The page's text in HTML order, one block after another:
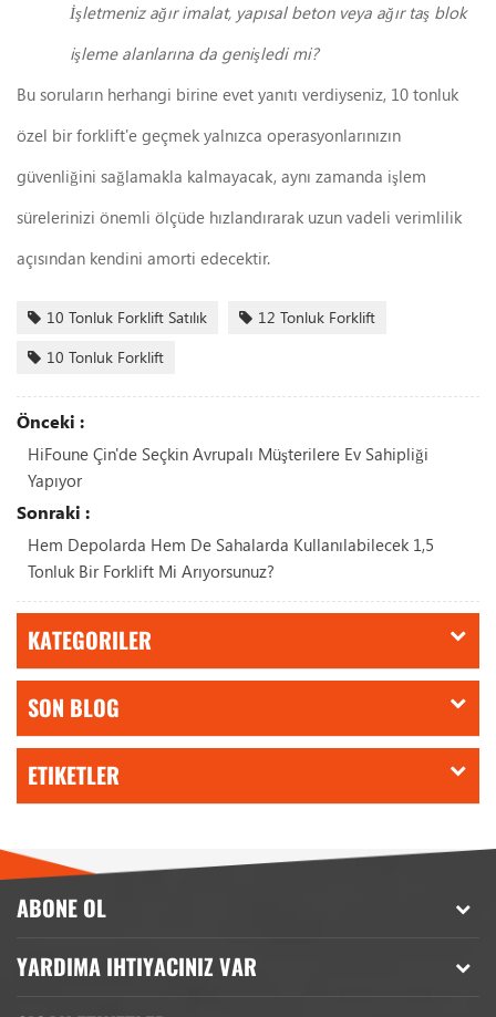
İşletmeniz ağır imalat, yapısal beton veya ağır taş blok
işleme alanlarına da genişledi mi?
Bu soruların herhangi birine evet yanıtı verdiyseniz, 10 tonluk
özel bir forklift'e geçmek yalnızca operasyonlarınızın
güvenliğini sağlamakla kalmayacak, aynı zamanda işlem
sürelerinizi önemli ölçüde hızlandırarak uzun vadeli verimlilik
açısından kendini amorti edecektir.
10 Tonluk Forklift Satılık
12 Tonluk Forklift
10 Tonluk Forklift
Önceki :
HiFoune Çin'de Seçkin Avrupalı Müşterilere Ev Sahipliği
Yapıyor
Sonraki :
Hem Depolarda Hem De Sahalarda Kullanılabilecek 1,5
Tonluk Bir Forklift Mi Arıyorsunuz?
KATEGORILER
SON BLOG
ETIKETLER
ABONE OL
YARDIMA IHTIYACINIZ VAR